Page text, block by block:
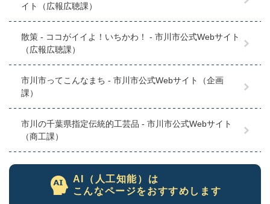
イト（広報広聴課）
散策 - ココがイイよ！いちかわ！ - 市川市公式Webサイト
（広報広聴課）
市川市ってこんなまち - 市川市公式Webサイト（企画
課）
市川の千葉県指定伝統的工芸品 - 市川市公式Webサイト
（商工課）
AI（人工知能）は
こんなページをおすすめします